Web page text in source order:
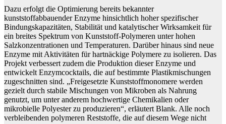
Dazu erfolgt die Optimierung bereits bekannter
kunststoffabbauender Enzyme hinsichtlich hoher spezifischer
Bindungskapazitäten, Stabilität und katalytischer Wirksamkeit für
ein breites Spektrum von Kunststoff-Polymeren unter hohen
Salzkonzentrationen und Temperaturen. Darüber hinaus sind neue
Enzyme mit Aktivitäten für hartnäckige Polymere zu isolieren. Das
Projekt verbessert zudem die Produktion dieser Enzyme und
entwickelt Enzymcocktails, die auf bestimmte Plastikmischungen
zugeschnitten sind. „Freigesetzte Kunststoffmonomere werden
gezielt durch stabile Mischungen von Mikroben als Nahrung
genutzt, um unter anderem hochwertige Chemikalien oder
mikrobielle Polyester zu produzieren“, erläutert Blank. Alle noch
verbleibenden polymeren Reststoffe, die auf diesem Wege nicht